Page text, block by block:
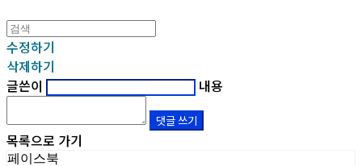
수정하기
삭제하기
글쓴이
내용
댓글 쓰기
목록으로 가기
페이스북